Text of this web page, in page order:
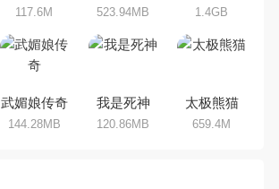
117.6M 523.94MB 1.4GB
武媚娘传奇
144.28MB
我是死神
120.86MB
太极熊猫
659.4M